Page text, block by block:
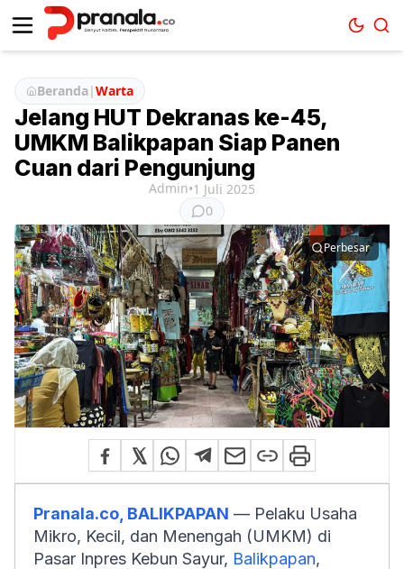
Beranda|Warta
Jelang HUT Dekranas ke-45,
UMKM Balikpapan Siap Panen
Cuan dari Pengunjung
Admin•1 Juli 2025
0
Perbesar
Pranala.co, BALIKPAPAN — Pelaku Usaha
Mikro, Kecil, dan Menengah (UMKM) di
Pasar Inpres Kebun Sayur, Balikpapan,